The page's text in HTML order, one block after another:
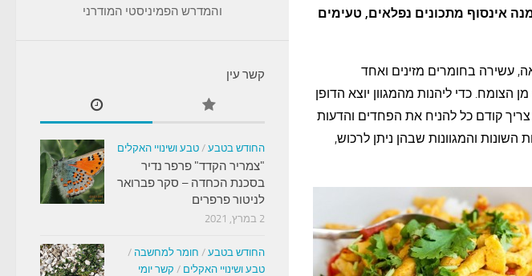
אינסוף מתכונים נפלאים, טעימים
עשירה בחומרים מזינים ואחד
הצומח. כדי ליהנות מהמגוון יוצא הדופן
קודם כל להניח את הפחדים והדעות
והמגוונות שבהן ניתן לרכוש,
והמדרש הפמיניסטי המודרני
קשר עין
החודש בטבע / טבע ושינויי האקלים
"צמריר הקדד" פרפר נדיר
בסכנת הכחדה – סקר פברואר
לניטור פרפרים
2 במרץ, 2021
החודש בטבע / חומר למחשבה /
טבע ושינויי האקלים / קשר יומי